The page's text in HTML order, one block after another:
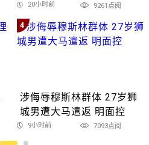
20小时前 9261点阅
4
涉侮辱穆斯林群体 27岁狮
城男遭大马遣返 明面控
9小时前 7093点阅